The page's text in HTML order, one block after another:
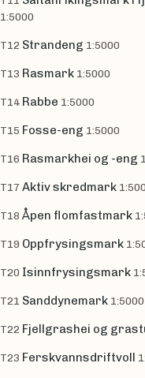
1:5000
T12 Strandeng 1:5000
T13 Rasmark 1:5000
T14 Rabbe 1:5000
T15 Fosse-eng 1:5000
T16 Rasmarkhei og -eng
T17 Aktiv skredmark
T18Åpen flomfastmark
T19 Oppfrysingsmark
T20 Isinnfrysingsmark
T21 Sanddynemark 1:5000
T22 Fjellgrashei og
T23 Ferskvannsdriftvoll